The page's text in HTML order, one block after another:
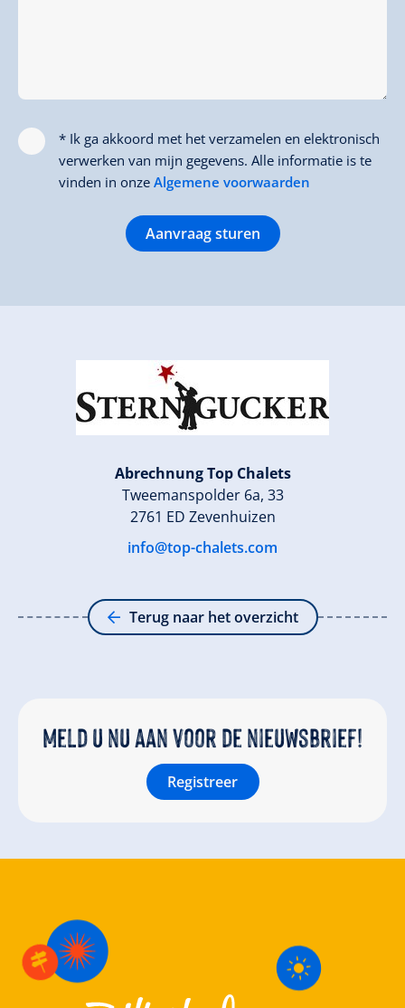
* Ik ga akkoord met het verzamelen en elektronisch
verwerken van mijn gegevens. Alle informatie is te
vinden in onze Algemene voorwaarden
Aanvraag sturen
Abrechnung Top Chalets
Tweemanspolder 6a, 33
2761 ED Zevenhuizen
info@top-chalets.com
Terug naar het overzicht
Meld u nu aan voor de nieuwsbrief!
Registreer